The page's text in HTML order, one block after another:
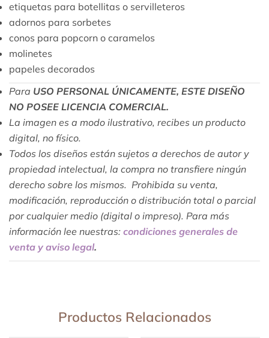
etiquetas para botellitas o servilleteros
adornos para sorbetes
conos para popcorn o caramelos
molinetes
papeles decorados
Para USO PERSONAL ÚNICAMENTE, ESTE DISEÑO
NO POSEE LICENCIA COMERCIAL.
La imagen es a modo ilustrativo, recibes un producto
digital, no físico.
Todos los diseños están sujetos a derechos de autor y
propiedad intelectual, la compra no transfiere ningún
derecho sobre los mismos. Prohibida su venta,
modificación, reproducción o distribución total o parcial
por cualquier medio (digital o impreso). Para más
información lee nuestras: condiciones generales de
venta y aviso legal.
Productos Relacionados